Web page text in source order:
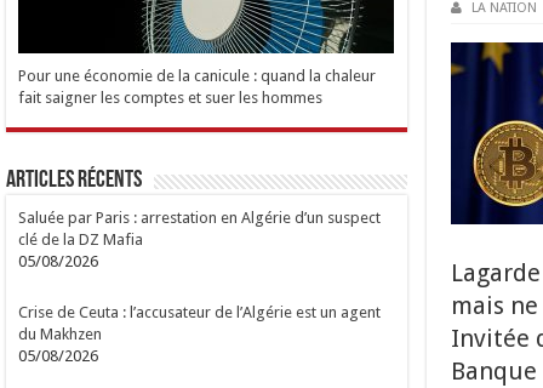
LA NATION
mais
Invitée
Pour une économie de la canicule : quand la chaleur
fait saigner les comptes et suer les hommes
Articles Récents
Saluée par Paris : arrestation en Algérie d’un suspect
clé de la DZ Mafia
05/08/2026
Crise de Ceuta : l’accusateur de l’Algérie est un agent
du Makhzen
05/08/2026